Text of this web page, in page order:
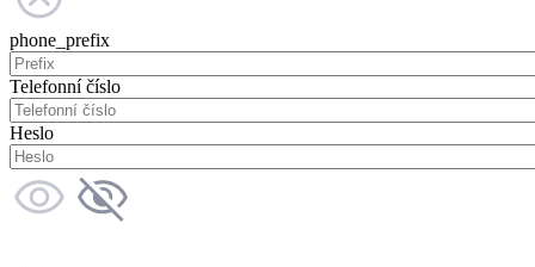
phone_prefix
Telefonní číslo
Heslo